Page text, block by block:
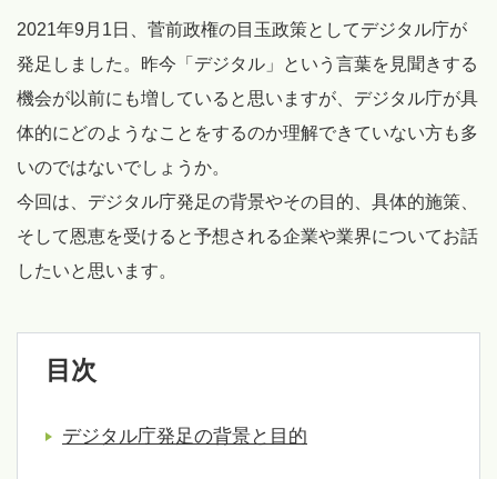
2021年9月1日、菅前政権の目玉政策としてデジタル庁が
発足しました。昨今「デジタル」という言葉を見聞きする
機会が以前にも増していると思いますが、デジタル庁が具
体的にどのようなことをするのか理解できていない方も多
いのではないでしょうか。
今回は、デジタル庁発足の背景やその目的、具体的施策、
そして恩恵を受けると予想される企業や業界についてお話
したいと思います。
目次
デジタル庁発足の背景と目的